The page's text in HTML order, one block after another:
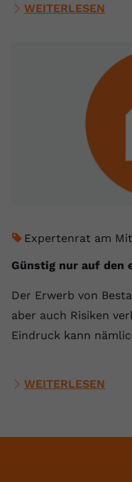
WEITERLESEN
Expertenrat am
Günstig nur auf den
Der Erwerb von
aber auch Risiken
Eindruck kann
WEITERLESEN